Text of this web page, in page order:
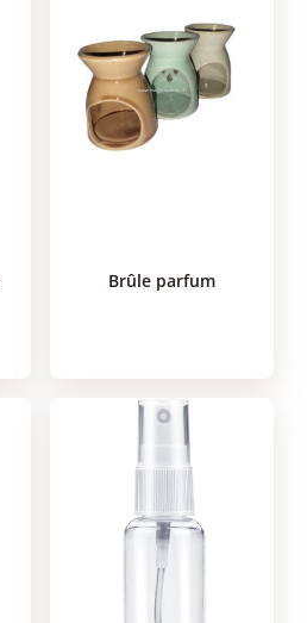
brûle parfum